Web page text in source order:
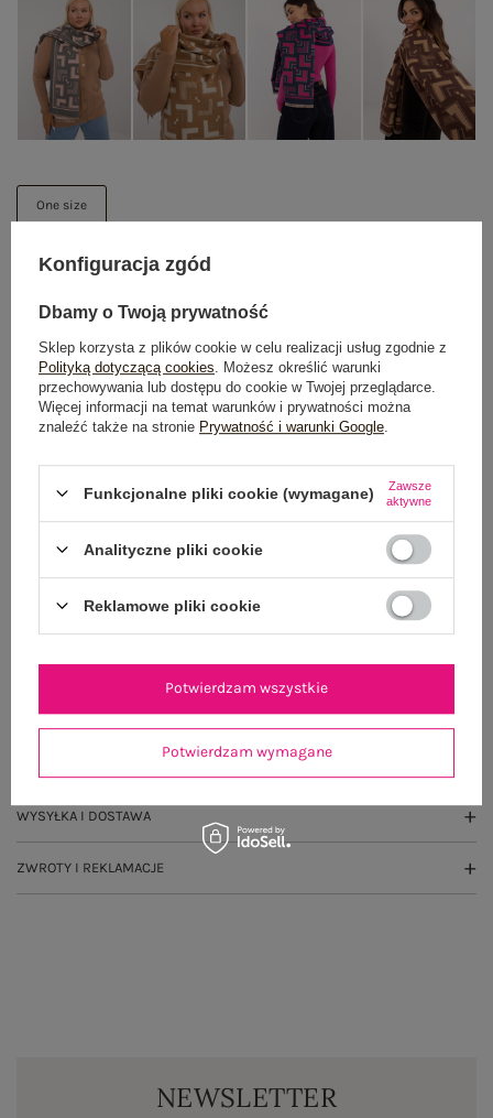
One size
DODAJ DO KOSZYKA
Możesz kupić także poprzez:
Dostawa od 7,99 zł
100 dni na zwrot
OPIS PRODUKTU
GŁÓWNE PARAMETRY
WYSYŁKA I DOSTAWA
ZWROTY I REKLAMACJE
NEWSLETTER
Konfiguracja zgód
Dbamy o Twoją prywatność
Sklep korzysta z plików cookie w celu realizacji usług zgodnie z
Polityką dotyczącą cookies . Możesz określić warunki
przechowywania lub dostępu do cookie w Twojej przeglądarce.
Więcej informacji na temat warunków i prywatności można
znaleźć także na stronie Prywatność i warunki Google
Funkcjonalne pliki cookie (wymagane)
Zawsze
aktywne
Analityczne pliki cookie
Reklamowe pliki cookie
Potwierdzam wymagane
Potwierdzam wszystkie